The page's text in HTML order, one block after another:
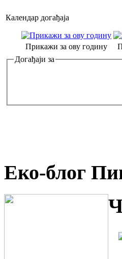
Календар догађаја
Прикажи за ову годину
Догађаји за
Еко-блог